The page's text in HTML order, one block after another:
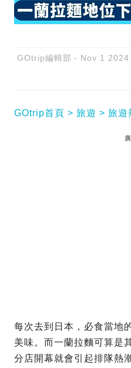
GOtrip編輯部 Nov 1 2024
GOtrip首頁 旅遊 旅遊
每次去到日本，必食當地
美味。而一蘭拉麵可算是
分店開幕就會引起排隊熱